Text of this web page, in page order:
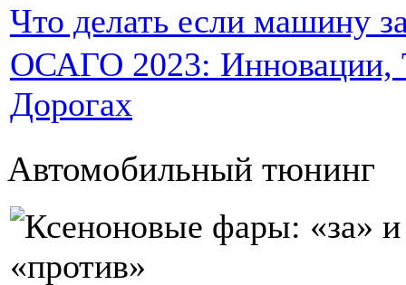
Что делать если машину
ОСАГО 2023: Инновации,
Дорогах
Автомобильный тюнинг